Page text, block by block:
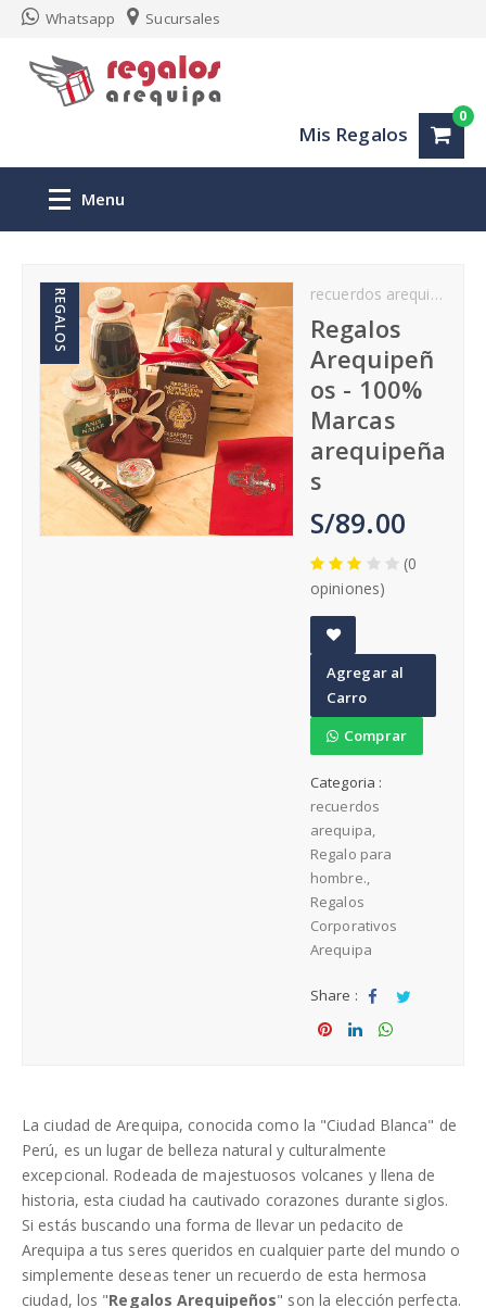
Whatsapp Sucursales
Mis Regalos
0
Menu
Regalos personalizados Arequipa
San Valentin
Aniversario
Cumpleaños
REGALOS recuerdos arequipa
Regalos
Arequipeñ
os - 100%
Marcas
arequipeña
s
S/89.00
(0
opiniones)
d
d
t
o
W
is
h
li
st
Agregar al
Carro
Comprar
Categoria :
recuerdos
arequipa
Regalo para
hombre.
Regalos
Corporativos
Arequipa
Share :
Sha Tw
La ciudad de Arequipa, conocida como la "Ciudad Blanca" de
Perú, es un lugar de belleza natural y culturalmente
excepcional. Rodeada de majestuosos volcanes y llena de
historia, esta ciudad ha cautivado corazones durante siglos.
Si estás buscando una forma de llevar un pedacito de
Arequipa a tus seres queridos en cualquier parte del mundo o
simplemente deseas tener un recuerdo de esta hermosa
ciudad, los "Regalos Arequipeños" son la elección perfecta.